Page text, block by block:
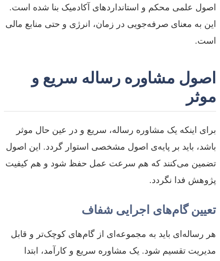
اصول علمی محکم و استانداردهای آکادمیک بنا شده است.
این به معنای صرفه‌جویی در زمان، انرژی و حتی منابع مالی
است.
اصول مشاوره رساله سریع و
موثر
برای اینکه یک مشاوره رساله، سریع و در عین حال موثر
باشد، باید بر پایه‌ی اصول مشخصی استوار گردد. این اصول
تضمین می‌کنند که هم سرعت عمل حفظ شود و هم کیفیت
پژوهش فدا نگردد.
تعیین گام‌های اجرایی شفاف
هر رساله‌ای باید به مجموعه‌ای از گام‌های کوچک‌تر و قابل
مدیریت تقسیم شود. یک مشاوره سریع و کارآمد، ابتدا